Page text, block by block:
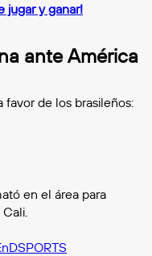
jugar y ganar!
ante América
favor de los brasileños:
en el área para